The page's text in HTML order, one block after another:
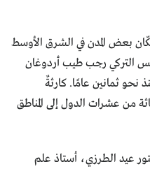
بعض المدن في الشرق الأوسط
التركي رجب طيب أردوغان
نحو ثمانين عامًا. كارثةٌ
من عشرات الدول إلى المناطق
عيد الطرزي، أستاذ علم